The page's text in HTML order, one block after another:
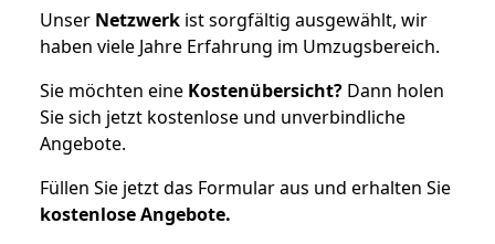
Unser Netzwerk ist sorgfältig ausgewählt, wir
haben viele Jahre Erfahrung im Umzugsbereich.
Sie möchten eine Kostenübersicht? Dann holen
Sie sich jetzt kostenlose und unverbindliche
Angebote.
Füllen Sie jetzt das Formular aus und erhalten Sie
kostenloseAngebote.